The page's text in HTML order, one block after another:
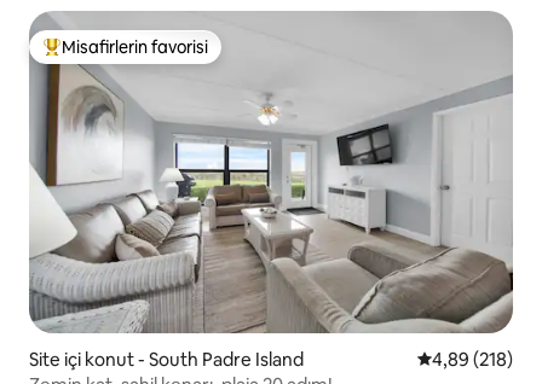
Misafirlerin favorilerinden en beğenilenler arasında
Misafirlerin favorisi
Site içi konut - South Padre Island 5 üzerinden
4,89 (218)